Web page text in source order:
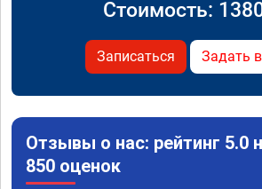
Стоимость:
Записаться Задать
Отзывы о нас: рейтинг 5.0
850 оценок